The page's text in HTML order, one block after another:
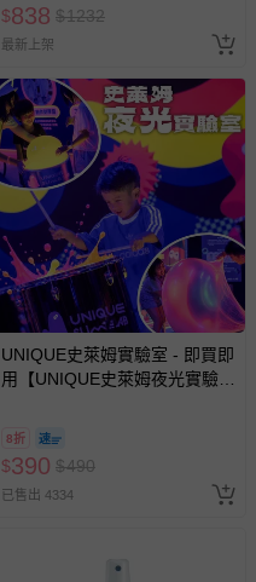
$838 $1232
最新上架
UNIQUE史萊姆實驗室 - 即買即
用【UNIQUE史萊姆夜光實驗室
人小孩均一價(3歲以上需購票))
8折
$390 $490
已售出 4334